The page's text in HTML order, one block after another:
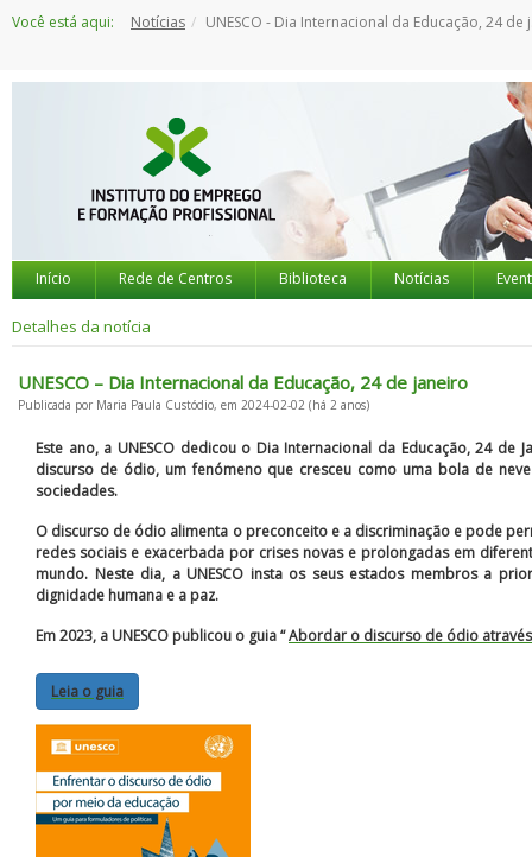
paraVocê está aqui: Notícias UNESCO - Dia Internacional da Educação, 24 de janeiro
Início Rede de Centros Biblioteca Notícias
Detalhes da notícia
UNESCO – Dia Internacional da Educação, 24 de janeiro
Publicada por Maria Paula Custódio, em 2024-02-02 (há 2 anos)
Este ano, a UNESCO dedicou o Dia Internacional da Educação, 24
discurso de ódio, um fenómeno que cresceu como uma bola de
sociedades.
O discurso de ódio alimenta o preconceito e a discriminação e pode
redes sociais e exacerbada por crises novas e prolongadas em
mundo. Neste dia, a UNESCO insta os seus estados membros a
dignidade humana e a paz.
Em 2023, a UNESCO publicou o guia “Abordar o discurso de ódio
Leia o guia